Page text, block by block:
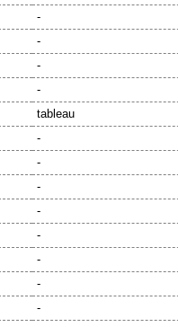
-
-
-
-
tableau
-
-
-
-
-
-
-
-